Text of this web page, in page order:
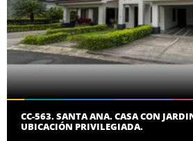
CC-563. SANTA ANA. CASA CON
UBICACIÓN PRIVILEGIADA.